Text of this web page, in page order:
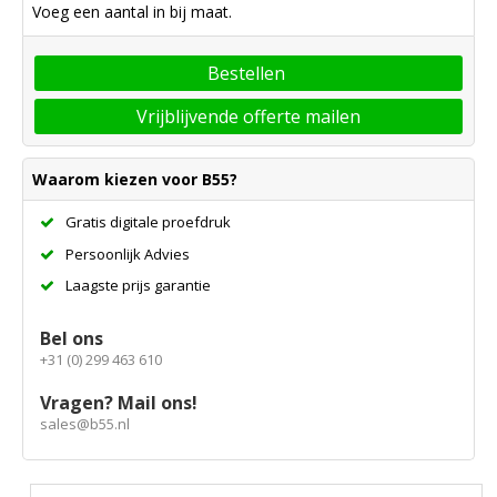
Voeg een aantal in bij maat.
Bestellen
Vrijblijvende offerte mailen
Waarom kiezen voor B55?
Gratis digitale proefdruk
Persoonlijk Advies
Laagste prijs garantie
Bel ons
+31 (0) 299 463 610
Vragen? Mail ons!
sales@b55.nl